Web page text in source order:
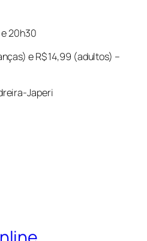
e 20h30
e R$ 14,99 (adultos) –
Japeri